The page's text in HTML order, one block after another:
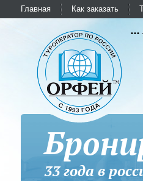
Главная Как заказать
33 года в